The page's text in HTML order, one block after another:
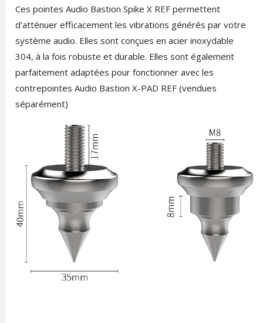
Ces pointes Audio Bastion Spike X REF permettent
d'atténuer efficacement les vibrations générés par votre
système audio. Elles sont conçues en acier inoxydable
304, à la fois robuste et durable. Elles sont également
parfaitement adaptées pour fonctionner avec les
contrepointes Audio Bastion X-PAD REF (vendues
séparément)